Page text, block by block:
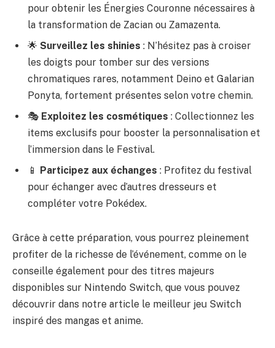
pour obtenir les Énergies Couronne nécessaires à
la transformation de Zacian ou Zamazenta.
🌟 Surveillez les shinies : N’hésitez pas à croiser
les doigts pour tomber sur des versions
chromatiques rares, notamment Deino et Galarian
Ponyta, fortement présentes selon votre chemin.
🎭 Exploitez les cosmétiques : Collectionnez les
items exclusifs pour booster la personnalisation et
l’immersion dans le Festival.
📱 Participez aux échanges : Profitez du festival
pour échanger avec d’autres dresseurs et
compléter votre Pokédex.
Grâce à cette préparation, vous pourrez pleinement
profiter de la richesse de l’événement, comme on le
conseille également pour des titres majeurs
disponibles sur Nintendo Switch, que vous pouvez
découvrir dans notre article le meilleur jeu Switch
inspiré des mangas et anime.